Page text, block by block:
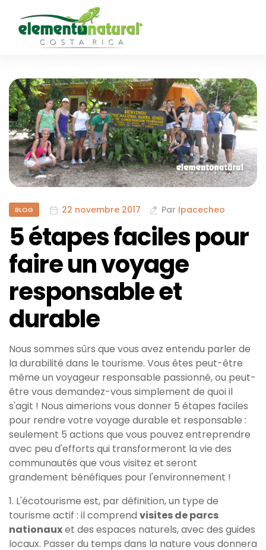
BLOG 22 novembre 2017 Par Ipacecheo
5 étapes faciles pour
faire un voyage
responsable et
durable
Nous sommes sûrs que vous avez entendu parler de
la durabilité dans le tourisme. Vous êtes peut-être
même un voyageur responsable passionné, ou peut-
être vous demandez-vous simplement de quoi il
s'agit ! Nous aimerions vous donner 5 étapes faciles
pour rendre votre voyage durable et responsable :
seulement 5 actions que vous pouvez entreprendre
avec peu d'efforts qui transformeront la vie des
communautés que vous visitez et seront
grandement bénéfiques pour l'environnement !
1. L'écotourisme est, par définition, un type de
tourisme actif : il comprend visites de parcs
nationauxet des espaces naturels, avec des guides
locaux. Passer du temps dans la nature vous donnera